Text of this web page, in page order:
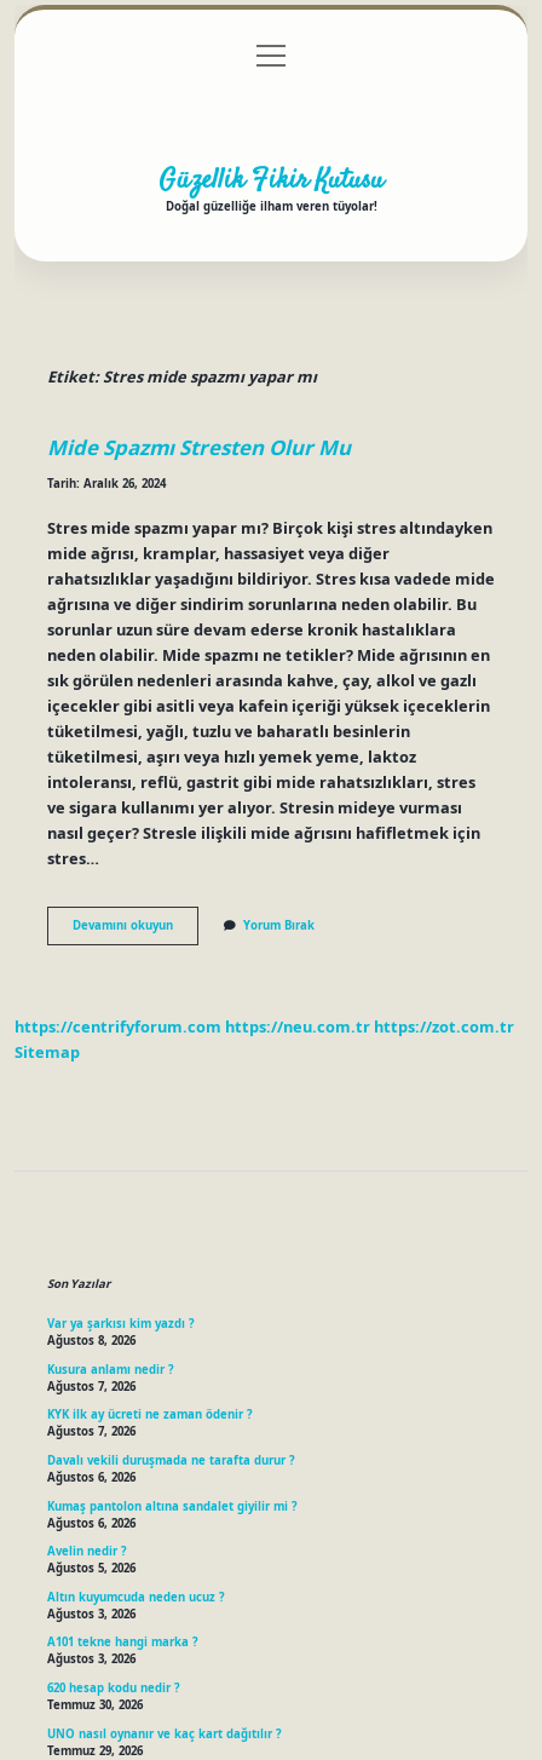
Gizlilik Politikası
menüyü
aç
Güzellik Fikir Kutusu
Doğal güzelliğe ilham veren tüyolar!
Etiket:Stres mide spazmı yapar mı
Mide Spazmı Stresten Olur Mu
Tarih: Aralık 26, 2024
Stres mide spazmı yapar mı? Birçok kişi stres altındayken
mide ağrısı, kramplar, hassasiyet veya diğer
rahatsızlıklar yaşadığını bildiriyor. Stres kısa vadede mide
ağrısına ve diğer sindirim sorunlarına neden olabilir. Bu
sorunlar uzun süre devam ederse kronik hastalıklara
neden olabilir. Mide spazmı ne tetikler? Mide ağrısının en
sık görülen nedenleri arasında kahve, çay, alkol ve gazlı
içecekler gibi asitli veya kafein içeriği yüksek içeceklerin
tüketilmesi, yağlı, tuzlu ve baharatlı besinlerin
tüketilmesi, aşırı veya hızlı yemek yeme, laktoz
intoleransı, reflü, gastrit gibi mide rahatsızlıkları, stres
ve sigara kullanımı yer alıyor. Stresin mideye vurması
nasıl geçer? Stresle ilişkili mide ağrısını hafifletmek için
stres…
Devamını okuyunMide
Spazmı
Yorum Bırak
https://centrifyforum.com https://neu.com.tr https://zot.com.tr
Sitemap
Son Yazılar
Var ya şarkısı kim yazdı ?
Ağustos 8, 2026
Kusura anlamı nedir ?
Ağustos 7, 2026
KYK ilk ay ücreti ne zaman ödenir ?
Ağustos 7, 2026
Davalı vekili duruşmada ne tarafta durur ?
Ağustos 6, 2026
Kumaş pantolon altına sandalet giyilir mi ?
Ağustos 6, 2026
Avelin nedir ?
Ağustos 5, 2026
Altın kuyumcuda neden ucuz ?
Ağustos 3, 2026
A101 tekne hangi marka ?
Ağustos 3, 2026
620 hesap kodu nedir ?
Temmuz 30, 2026
UNO nasıl oynanır ve kaç kart dağıtılır ?
Temmuz 29, 2026